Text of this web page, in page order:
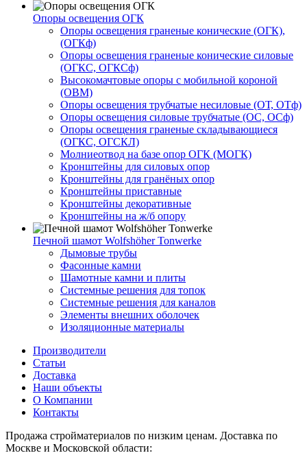
Опоры освещения ОГК
Опоры освещения граненые конические (ОГК),
(ОГКф)
Опоры освещения граненые конические силовые
(ОГКС, ОГКСф)
Высокомачтовые опоры с мобильной короной
(ОВМ)
Опоры освещения трубчатые несиловые (ОТ, ОТф)
Опоры освещения силовые трубчатые (ОС, ОСф)
Опоры освещения граненые складывающиеся
(ОГКС, ОГСКЛ)
Молниеотвод на базе опор ОГК (МОГК)
Кронштейны для силовых опор
Кронштейны для гранёных опор
Кронштейны приставные
Кронштейны декоративные
Кронштейны на ж/б опору
Печной шамот Wolfshöher Tonwerke
Дымовые трубы
Фасонные камни
Шамотные камни и плиты
Системные решения для топок
Системные решения для каналов
Элементы внешних оболочек
Изоляционные материалы
Производители
Статьи
Доставка
Наши объекты
О Компании
Контакты
Продажа стройматериалов по низким ценам. Доставка по
Москве и Московской области: